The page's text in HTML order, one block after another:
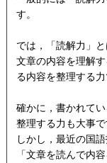
す。
では，「読解力」
文章の内容を理解
る内容を整理する力
確かに，書かれて
整理する力も大事で
しかし，最近の国語
「文章を読んで内